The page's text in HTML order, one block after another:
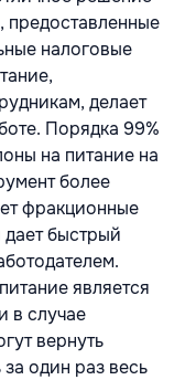
предоставленные
налоговые
делает
Порядка 99%
на питание на
более
фракционные
быстрый
является
в случае
вернуть
один раз весь